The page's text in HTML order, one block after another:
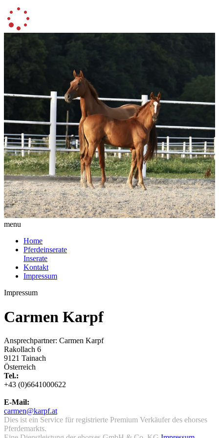
menu
Home
Pferdeinserate
Inserate
Kontakt
Impressum
Impressum
Carmen Karpf
Ansprechpartner: Carmen Karpf
Rakollach 6
9121 Tainach
Österreich
Tel.:
+43 (0)6641000622
E-Mail:
carmen@karpf.at
Dies ist ein Service für registrierte Premium Verkäufer des ehorses
Pferdemarkts.